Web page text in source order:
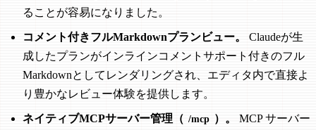
ることが容易になりました。
コメント付きフルMarkdownプランビュー。
Claudeが生
成したプランがインラインコメントサポート付きのフル
Markdownとしてレンダリングされ、エディタ内で直接よ
り豊かなレビュー体験を提供します。
ネイティブMCPサーバー管理（ /mcp ）。
MCP サーバー